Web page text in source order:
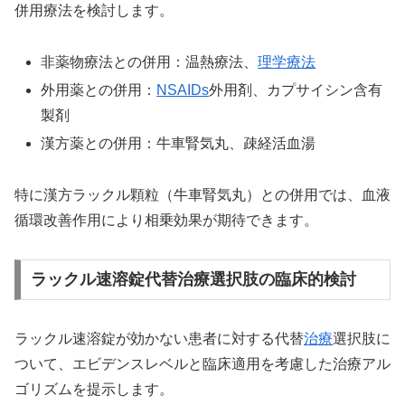
併用療法を検討します。
非薬物療法との併用：温熱療法、理学療法
外用薬との併用： NSAIDs外用剤、カプサイシン含有
製剤
漢方薬との併用：牛車腎気丸、疎経活血湯
特に漢方ラックル顆粒（牛車腎気丸）との併用では、血液
循環改善作用により相乗効果が期待できます。
ラックル速溶錠代替治療選択肢の臨床的検討
ラックル速溶錠が効かない患者に対する代替治療選択肢に
ついて、エビデンスレベルと臨床適用を考慮した治療アル
ゴリズムを提示します。